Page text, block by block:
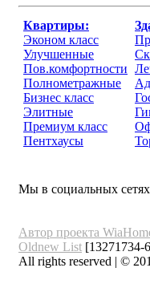
Квартиры:
Эконом класс
Улучшенные
Пов.комфортности
Полнометражные
Бизнес класс
Элитные
Премиум класс
Пентхаусы
Мы в социальных сетях
Автор проекта
Oldnew List [13271734-
All rights reserved | ©